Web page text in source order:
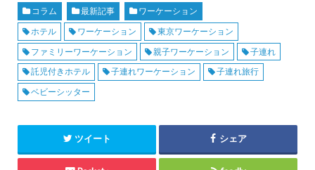
コラム 最新記事
ワーケーション
ホテル
ワーケーション
東京ワーケーション
ファミリーワーケーション
親子ワーケーション
子連れ
託児付きホテル
子連れワーケーション
子連れ旅行
ベビーシッター
ツイート シェア